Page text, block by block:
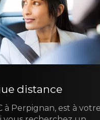
distance
à Perpignan, est à votre